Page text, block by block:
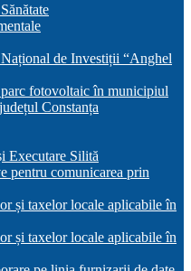
de Investiții “Anghel
fotovoltaic în municipiul
Constanța
Executare Silită
pentru comunicarea prin
și taxelor locale aplicabile în
și taxelor locale aplicabile în